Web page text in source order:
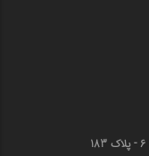
قم - خیابان انقلاب (چهارمردان)‌ - کوچه 6 - پلاک 183